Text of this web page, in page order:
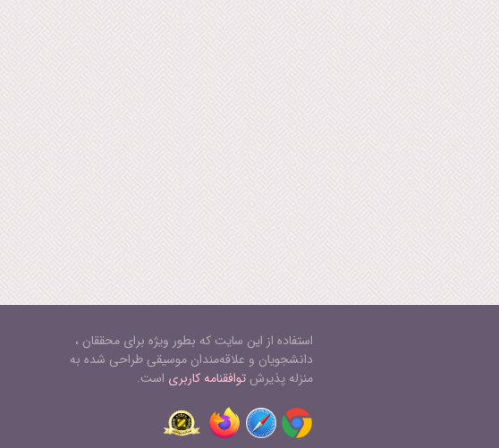
استفاده از این سایت که بطور ویژه برای محققان ،
دانشجویان و علاقه‌مندان موسیقی طراحی شده به
منزله پذیرشتوافقنامه کاربری است.